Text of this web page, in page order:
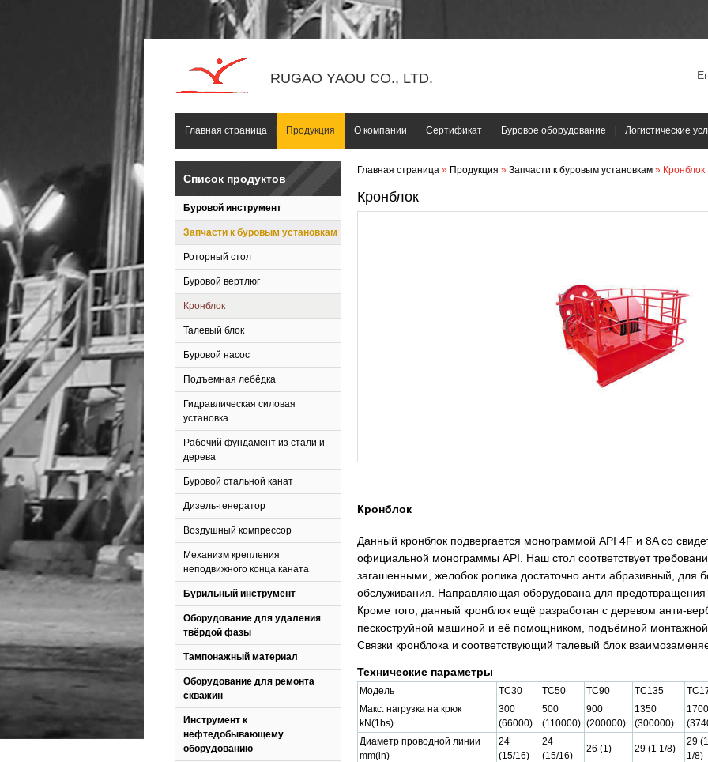
RUGAO YAOU CO., LTD.
Главная страница Продукция О компании Сертификат Буровое оборудование Логистические
Список продуктов
Буровой инструмент
Запчасти к буровым установкам
Роторный стол
Буровой вертлюг
Кронблок
Талевый блок
Буровой насос
Подъемная лебёдка
Гидравлическая силовая
установка
Рабочий фундамент из стали и
дерева
Буровой стальной канат
Дизель-генератор
Воздушный компрессор
Механизм крепления
неподвижного конца каната
Бурильный инструмент
Оборудование для удаления
твёрдой фазы
Тампонажный материал
Оборудование для ремонта
скважин
Инструмент к
нефтедобывающему
оборудованию
Главная страница » Продукция » Запчасти к буровым установкам » Кронблок
Кронблок
Кронблок
Данный кронблок подвергается монограммой API 4F и 8A со
официальной монограммы API. Наш стол соответствует
загашенными, желобок ролика достаточно анти абразивный, для
обслуживания. Направляющая оборудована для предотвращения
Кроме того, данный кронблок ещё разработан с деревом анти-
пескоструйной машиной и её помощником, подъёмной монтажной
Связки кронблока и соответствующий талевый блок
Технические параметры
Модель TC30 TC50 TC90 TC135
Макс. нагрузка на крюк
kN(1bs)
300
(66000)
500
(110000)
900
(200000)
1350
(300000)
1700
Диаметр проводной линии
mm(in)
24
(15/16)
24
(15/16)
26 (1) 29 (1 1/8)
29 (1
1/8)